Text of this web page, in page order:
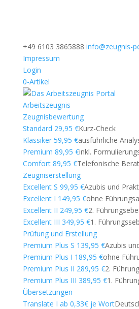
+49 6103 3865888 info@zeugnis-
Impressum
Login
0-Artikel
Arbeitszeugnis
Zeugnisbewertung
Standard 29,95 €Kurz-Check
Klassiker 59,95 €ausführliche
Premium 89,95 €inkl.
Comfort 89,95 €Telefonische
Zeugniserstellung
Excellent S 99,95 €Azubis und
Excellent I 149,95 €ohne
Excellent II 249,95 €2.
Excellent III 349,95 €1.
Prüfung und Erstellung
Premium Plus S 139,95 €Azubis
Premium Plus I 189,95 €ohne
Premium Plus II 289,95 €2.
Premium Plus III 389,95 €1.
Übersetzungen
Translate I ab 0,33€ je Wort